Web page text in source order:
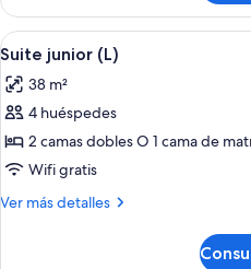
vistas
al
mar
Abrir
todas
las
fotos
de
Suite
junior
4
Suite junior (L)
38 m²
4 huéspedes
2 camas dobles O 1 cama de
Wifi gratis
Ver más detalles
Más